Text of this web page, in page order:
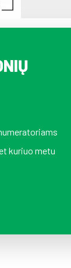
kuriuo metu